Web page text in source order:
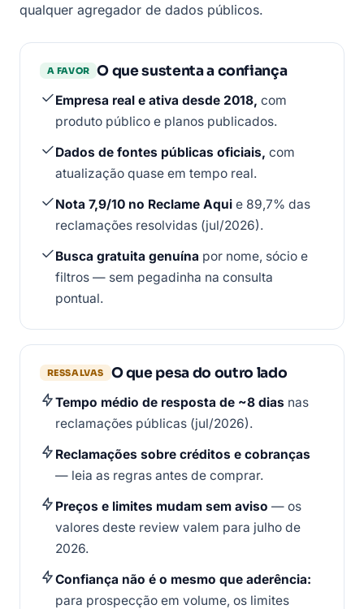
qualquer agregador de dados públicos.
A FAVOR O que sustenta a confiança
Empresa real e ativa desde 2018, com
produto público e planos publicados.
Dados de fontes públicas oficiais, com
atualização quase em tempo real.
Nota 7,9/10 no Reclame Aqui e 89,7% das
reclamações resolvidas (jul/2026).
Busca gratuita genuína por nome, sócio e
filtros — sem pegadinha na consulta
pontual.
RESSALVAS O que pesa do outro lado
Tempo médio de resposta de ~8 dias nas
reclamações públicas (jul/2026).
Reclamações sobre créditos e cobranças
— leia as regras antes de comprar.
Preços e limites mudam sem aviso — os
valores deste review valem para julho de
2026.
Confiança não é o mesmo que aderência:
para prospecção em volume, os limites